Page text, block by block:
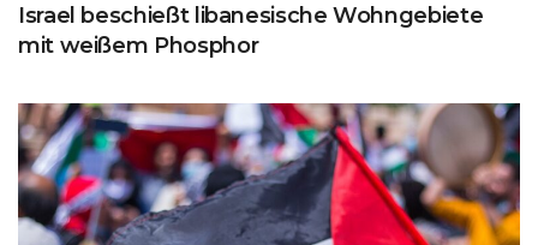
Israel beschießt libanesische Wohngebiete
mit weißem Phosphor